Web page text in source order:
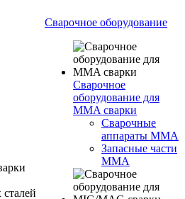
Сварочное оборудование
Сварочное
оборудование для
MMA сварки
Сварочные
аппараты MMA
Запасные части
MMA